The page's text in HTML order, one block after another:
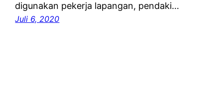
digunakan pekerja lapangan, pendaki…
Juli 6, 2020